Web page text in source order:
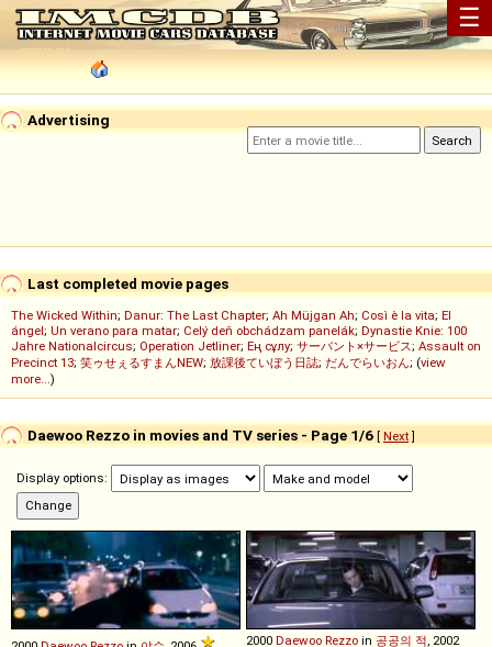
☰
Advertising
Last completed movie pages
The Wicked Within; Danur: The Last Chapter; Ah Müjgan Ah; Così è la vita; El
ángel; Un verano para matar; Celý deň obchádzam panelák; Dynastie Knie: 100
Jahre Nationalcircus; Operation Jetliner; Ең сұлу; サーバント×サービス; Assault on
Precinct 13; 笑ゥせぇるすまんNEW; 放課後ていぼう日誌; だんでらいおん; (view
more...)
Daewoo Rezzo in movies and TV series - Page 1/6 [ Next]
Display options:
2000 Daewoo Rezzo in 공공의 적 , 2002